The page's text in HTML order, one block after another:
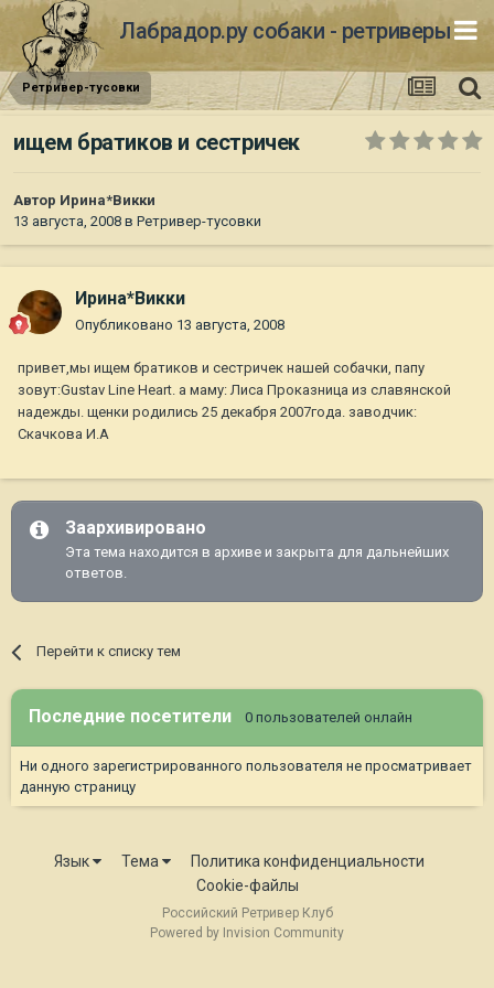
Лабрадор.ру собаки - ретриверы
Ретривер-тусовки
ищем братиков и сестричек
Автор Ирина*Викки
13 августа, 2008 в Ретривер-тусовки
Ирина*Викки
Опубликовано 13 августа, 2008
привет,мы ищем братиков и сестричек нашей собачки, папу
зовут:Gustav Line Heart. а маму: Лиса Проказница из славянской
надежды. щенки родились 25 декабря 2007года. заводчик:
Скачкова И.А
Заархивировано
Эта тема находится в архиве и закрыта для дальнейших
ответов.
Перейти к списку тем
Последние посетители 0 пользователей онлайн
Ни одного зарегистрированного пользователя не просматривает
данную страницу
Язык Тема
Политика конфиденциальности
Cookie-файлы
Российский Ретривер Клуб
Powered by Invision Community